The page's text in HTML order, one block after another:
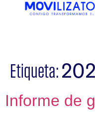
Etiqueta:
Informe de